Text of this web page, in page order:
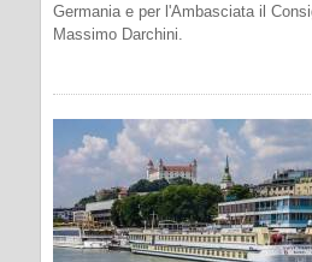
Germania e per l'Ambasciata il
Massimo Darchini.